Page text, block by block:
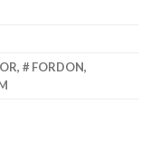
, FORDON,